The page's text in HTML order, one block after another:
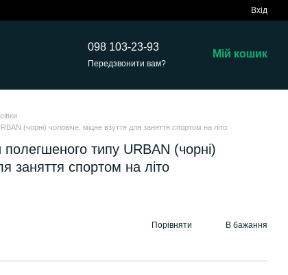
Вхід
098 103-23-93
Передзвонити вам?
Мій кошик
(чорні) чоловіче, міцне взуття для заняття спортом на літо
полегшеного типу URBAN (чорні)
заняття спортом на літо
Порівняти В бажання